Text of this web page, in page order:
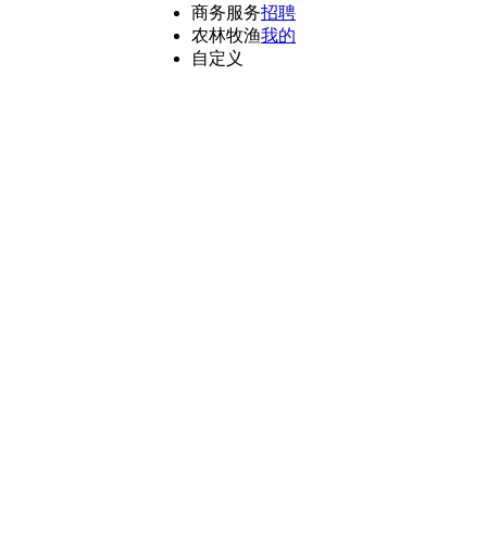
商务服务
农林牧渔
自定义
招聘
我的